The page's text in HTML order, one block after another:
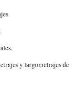
y largometrajes de